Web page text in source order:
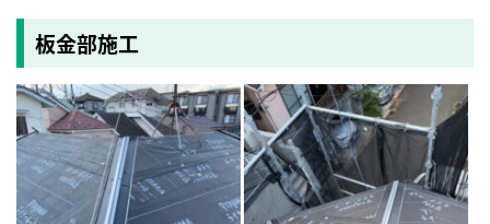
板金部施工